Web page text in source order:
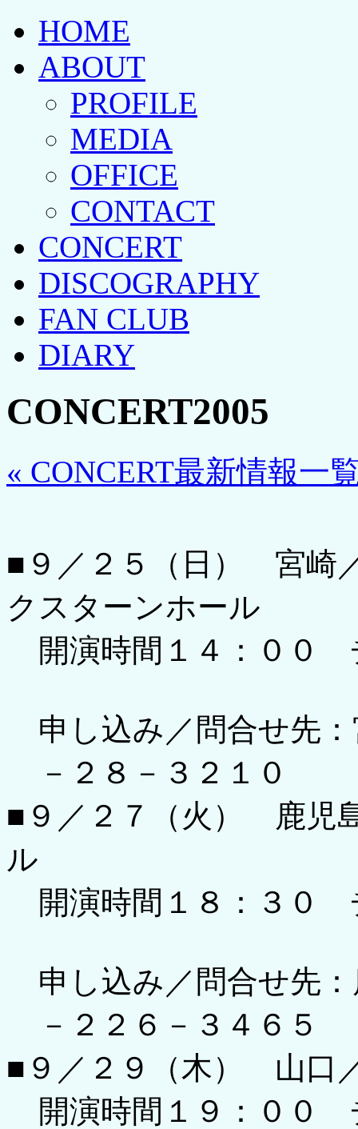
HOME
ABOUT
PROFILE
MEDIA
OFFICE
CONTACT
CONCERT
DISCOGRAPHY
FAN CLUB
DIARY
CONCERT2005
« CONCERT最新情報一
■９／２５（日） 宮崎
クスターンホール
開演時間１４：００
申し込み／問合せ先
－２８－３２１０
■９／２７（火） 鹿児
ル
開演時間１８：３０
申し込み／問合せ先
－２２６－３４６５
■９／２９（木） 山口
開演時間１９：００